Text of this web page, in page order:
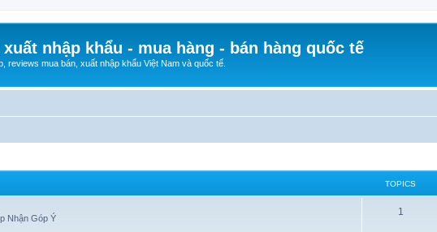
xuất nhập khẩu - mua hàng - bán hàng quốc tế
reviews mua bán, xuất nhập khẩu Việt Nam và quốc tế.
TOPICS
Nhận Góp Ý
1